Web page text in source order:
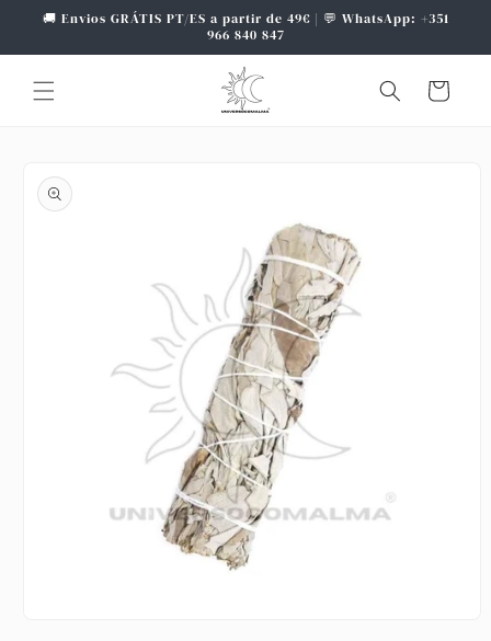
para o
🚚 Envios GRÁTIS PT/ES a partir de 49€ | 💬 WhatsApp: +351
966 840 847
Carrinho
informação
do produto